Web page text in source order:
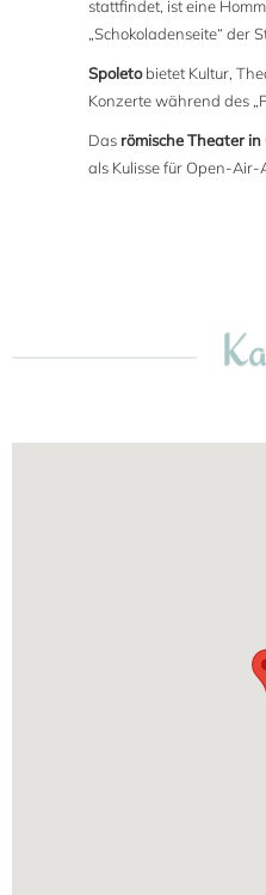
stattfindet, ist eine
„Schokoladenseite“ der
Spoletobietet Kultur,
Konzerte während des
Das römische Theater in
als Kulisse für Open-Air-